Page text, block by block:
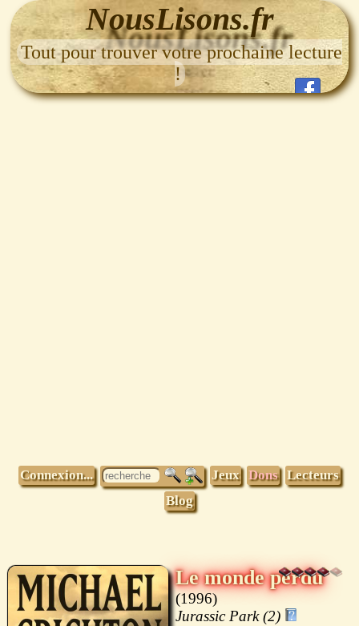
NousLisons.fr
Tout pour trouver votre prochaine lecture
!
Connexion... Jeux Dons Lecteurs
Blog
Le monde perdu
1996
Jurassic Park (2)